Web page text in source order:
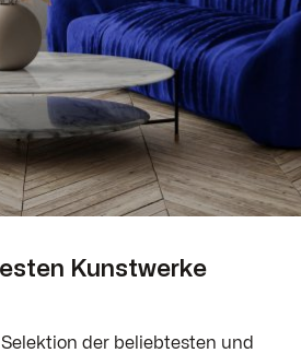
Kunstwerke
der beliebtesten und